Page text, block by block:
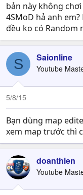
bản này không
4SMoD hả anh
đều ko có Random
S Saionline
Youtube
5/8/15
Bạn dùng map
xem map trước thì
doanthien
Youtube